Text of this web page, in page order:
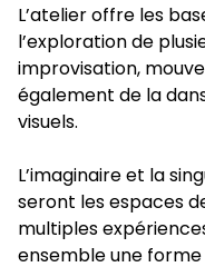
L’atelier offre les
l’exploration de
improvisation,
également de la
visuels.
L’imaginaire et la
seront les espaces
multiples
ensemble une